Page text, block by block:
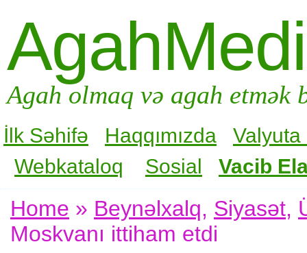
Agah olmaq və agah
İlk Səhifə Haqqımızda
Valyuta
Webkataloq
Sosial Vacib
Home » Beynəlxalq, Siyasət,
Moskvanı ittiham etdi